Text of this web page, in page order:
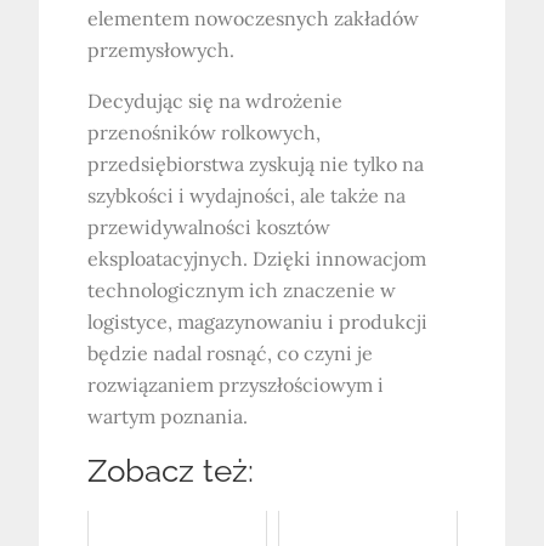
elementem nowoczesnych zakładów
przemysłowych.
Decydując się na wdrożenie
przenośników rolkowych,
przedsiębiorstwa zyskują nie tylko na
szybkości i wydajności, ale także na
przewidywalności kosztów
eksploatacyjnych. Dzięki innowacjom
technologicznym ich znaczenie w
logistyce, magazynowaniu i produkcji
będzie nadal rosnąć, co czyni je
rozwiązaniem przyszłościowym i
wartym poznania.
Zobacz też: